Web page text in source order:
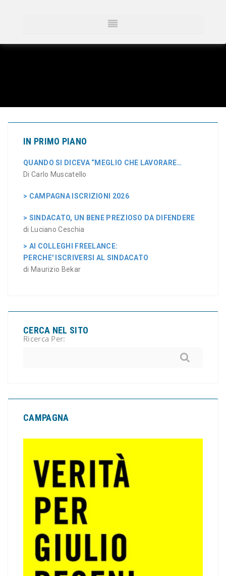
IN PRIMO PIANO
QUANDO SI DICEVA “MEGLIO CHE LAVORARE…
Di Carlo Muscatello
> CAMPAGNA ISCRIZIONI 2026
> SINDACATO, UN BENE PREZIOSO DA DIFENDERE
di Luciano Ceschia
> AI COLLEGHI FREELANCE:
PERCHE' ISCRIVERSI AL SINDACATO
di Maurizio Bekar
CERCA NEL SITO
Ricerca Per:
CAMPAGNA